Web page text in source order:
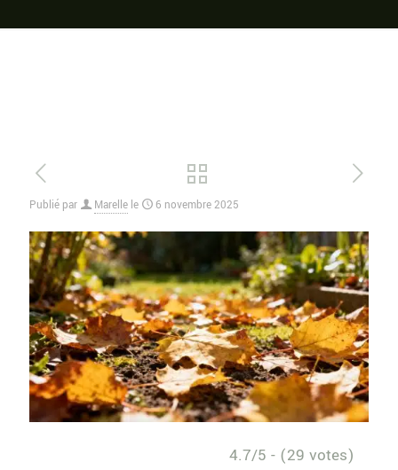
Publié par Marelle le 6 novembre 2025
4.7/5 - (29 votes)